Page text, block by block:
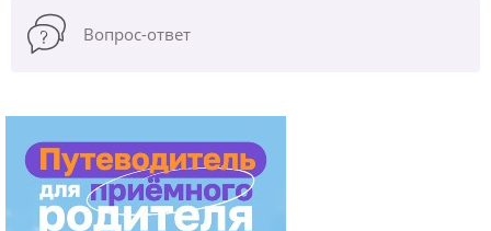
Вопрос-ответ